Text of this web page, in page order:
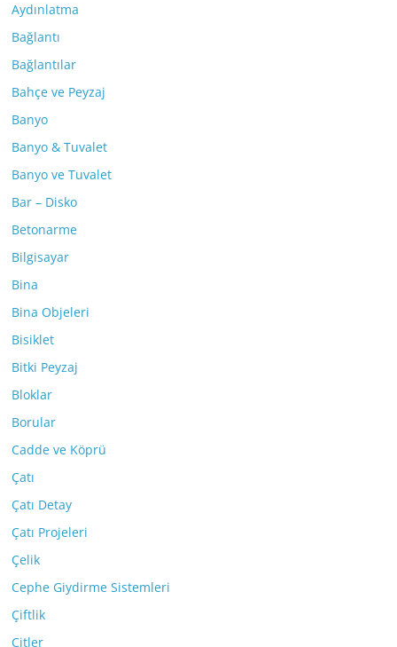
Aydınlatma
Bağlantı
Bağlantılar
Bahçe ve Peyzaj
Banyo
Banyo & Tuvalet
Banyo ve Tuvalet
Bar – Disko
Betonarme
Bilgisayar
Bina
Bina Objeleri
Bisiklet
Bitki Peyzaj
Bloklar
Borular
Cadde ve Köprü
Çatı
Çatı Detay
Çatı Projeleri
Çelik
Cephe Giydirme Sistemleri
Çiftlik
Çitler